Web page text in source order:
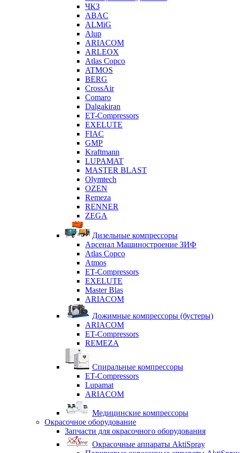
ЧКЗ
ABAC
ALMiG
Alup
ARIACOM
ARLEOX
Atlas Copco
ATMOS
BERG
CrossAir
Comaro
Dalgakiran
ET-Compressors
EXELUTE
FIAC
GMP
Kraftmann
LUPAMAT
MASTER BLAST
Olymtech
OZEN
Remeza
RENNER
ZEGA
Дизельные компрессоры
Арсенал Машиностроение ЗИФ
Atlas Copco
Atmos
ET-Compressors
EXELUTE
Master Blas
ARIACOM
Дожимные компрессоры (бустеры)
ARIACOM
ET-Compressors
REMEZA
Спиральные компрессоры
ET-Compressors
Lupamat
ARIACOM
Медицинские компрессоры
Окрасочное оборудование
Запчасти для окрасочного оборудования
Окрасочные аппараты AktiSpray